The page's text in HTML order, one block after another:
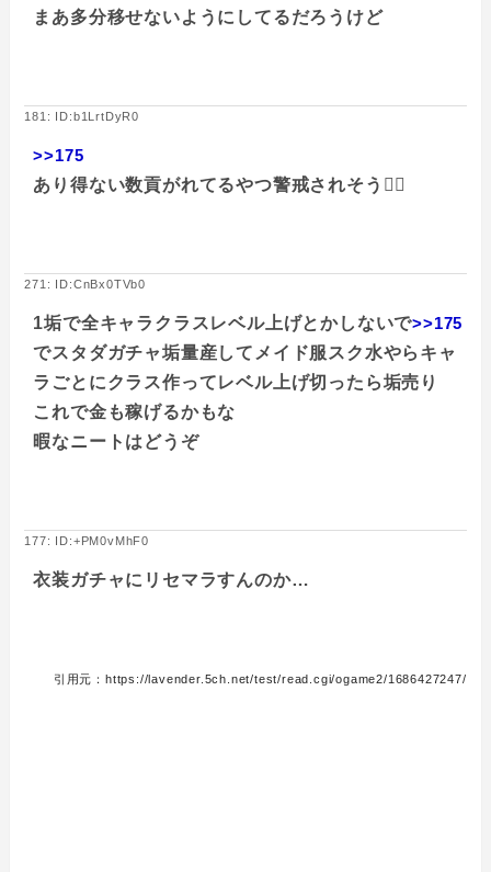
まあ多分移せないようにしてるだろうけど
181: ID:b1LrtDyR0
>>175
あり得ない数貢がれてるやつ警戒されそう🧑‍✈
271: ID:CnBx0TVb0
1垢で全キャラクラスレベル上げとかしないで>>175
でスタダガチャ垢量産してメイド服スク水やらキャ
ラごとにクラス作ってレベル上げ切ったら垢売り
これで金も稼げるかもな
暇なニートはどうぞ
177: ID:+PM0vMhF0
衣装ガチャにリセマラすんのか…
引用元：https://lavender.5ch.net/test/read.cgi/ogame2/1686427247/